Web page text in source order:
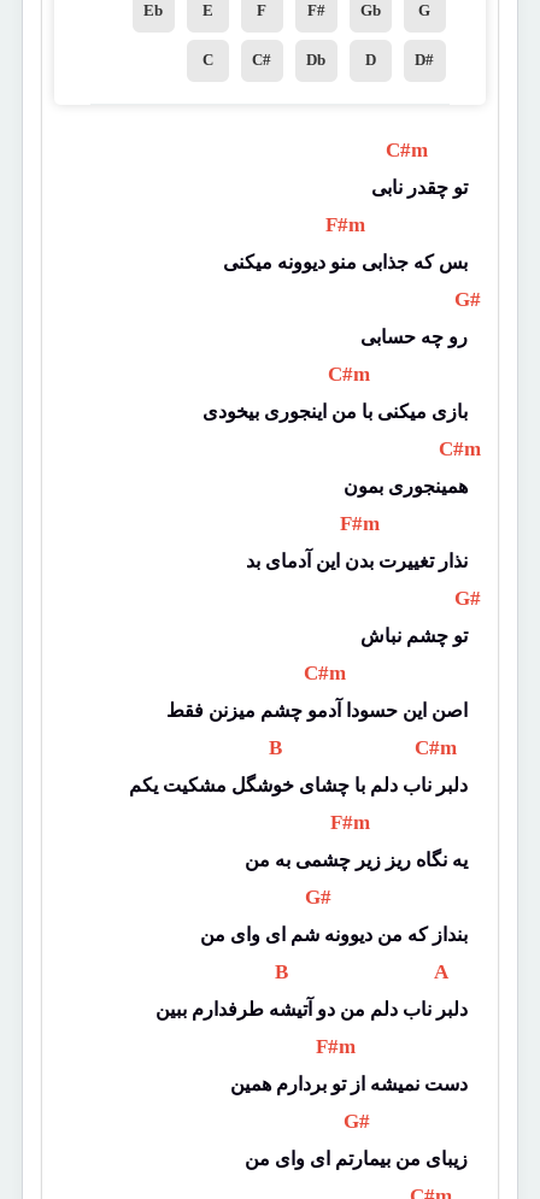
G
Gb
F#
F
E
Eb
D#
D
Db
C#
C
C#m
تو چقدر نابی
F#m
بس که جذابی منو دیوونه میکنی
G#
رو چه حسابی
C#m
بازی میکنی با من اینجوری بیخودی
C#m
همینجوری بمون
F#m
نذار تغییرت بدن این آدمای بد
G#
تو چشم نباش
C#m
اصن این حسودا آدمو چشم میزنن فقط
B C#m
دلبر ناب دلم با چشای خوشگل مشکیت یکم
F#m
یه نگاه ریز زیر چشمی به من
G#
بنداز که من دیوونه شم ای وای من
B A
دلبر ناب دلم من دو آتیشه طرفدارم ببین
F#m
دست نمیشه از تو بردارم همین
G#
زیبای من بیمارتم ای وای من